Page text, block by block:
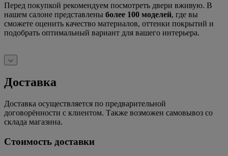
Перед покупкой рекомендуем посмотреть двери вживую. В
нашем салоне представлены более 100 моделей, где вы
сможете оценить качество материалов, оттенки покрытий и
подобрать оптимальный вариант для вашего интерьера.
Доставка
Доставка осуществляется по предварительной
договорённости с клиентом. Также возможен самовывоз со
склада магазина.
Стоимость доставки